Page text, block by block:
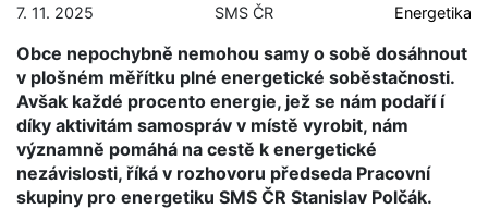
7. 11. 2025 SMS ČR Energetika
Obce nepochybně nemohou samy o sobě dosáhnout
v plošném měřítku plné energetické soběstačnosti.
Avšak každé procento energie, jež se nám podaří í
díky aktivitám samospráv v místě vyrobit, nám
významně pomáhá na cestě k energetické
nezávislosti, říká v rozhovoru předseda Pracovní
skupiny pro energetiku SMS ČR Stanislav Polčák.